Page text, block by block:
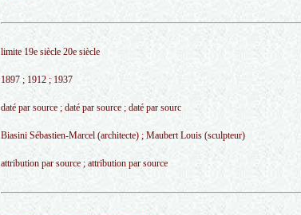
limite 19e siècle 20e siècle
1897 ; 1912 ; 1937
daté par source ; daté par source ; daté par sourc
Biasini Sébastien-Marcel (architecte) ; Maubert Louis (sculpteur)
attribution par source ; attribution par source